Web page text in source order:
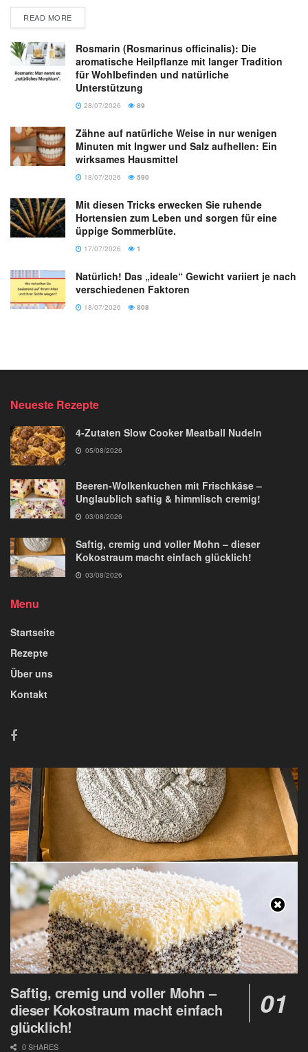
READ MORE
Rosmarin (Rosmarinus officinalis): Die
aromatische Heilpflanze mit langer Tradition
für Wohlbefinden und natürliche
Unterstützung
28/07/2026 89
Zähne auf natürliche Weise in nur wenigen
Minuten mit Ingwer und Salz aufhellen: Ein
wirksames Hausmittel
18/07/2026 590
Mit diesen Tricks erwecken Sie ruhende
Hortensien zum Leben und sorgen für eine
üppige Sommerblüte.
17/07/2026 1
Natürlich! Das „ideale“ Gewicht variiert je nach
verschiedenen Faktoren
18/07/2026 808
Neueste Rezepte
4-Zutaten Slow Cooker Meatball Nudeln
05/08/2026
Beeren-Wolkenkuchen mit Frischkäse –
Unglaublich saftig & himmlisch cremig!
03/08/2026
Saftig, cremig und voller Mohn – dieser
Kokostraum macht einfach glücklich!
03/08/2026
Menu
Startseite
Rezepte
Über uns
Kontakt
Saftig, cremig und voller Mohn –
dieser Kokostraum macht einfach
glücklich!
0 SHARES